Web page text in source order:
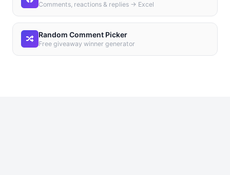
Comments, reactions & replies → Excel
Random Comment Picker
Free giveaway winner generator